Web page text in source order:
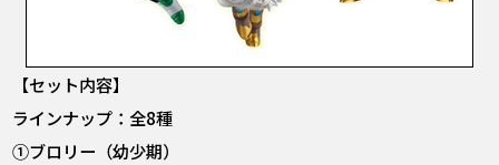
【セット内容】
ラインナップ：全8種​
①ブロリー（幼少期）​